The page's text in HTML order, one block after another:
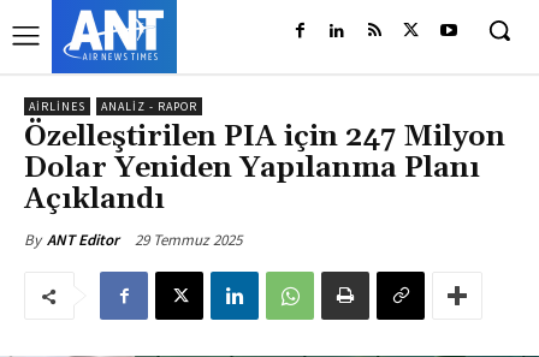
AIRLINES ANALIZ - RAPOR
Özelleştirilen PIA için 247 Milyon
Dolar Yeniden Yapılanma Planı
Açıklandı
By ANT Editor 29 Temmuz 2025